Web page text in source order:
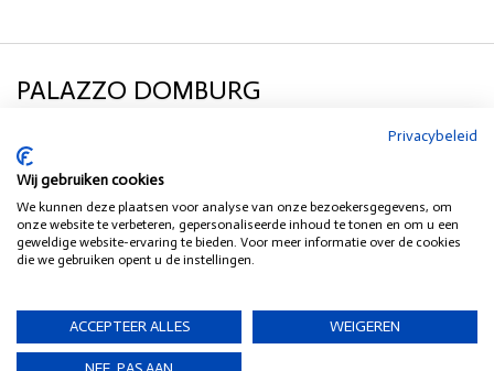
PALAZZO DOMBURG
KLANTENSERVICE
SOCIAL MEDIA
Privacybeleid
Wij gebruiken cookies
We kunnen deze plaatsen voor analyse van onze bezoekersgegevens, om
onze website te verbeteren, gepersonaliseerde inhoud te tonen en om u een
geweldige website-ervaring te bieden. Voor meer informatie over de cookies
die we gebruiken opent u de instellingen.
ACCEPTEER ALLES WEIGEREN